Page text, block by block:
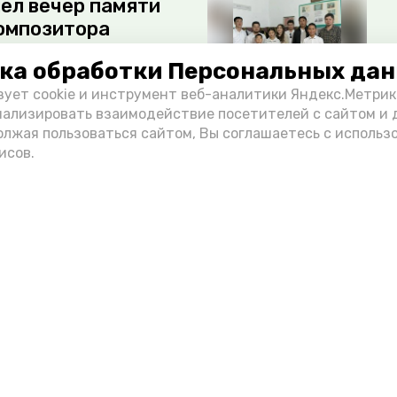
обработки Персональных
cookie и инструмент веб-аналитики
взаимодействие посетителей с сайтом и
пользоваться сайтом, Вы соглашаетесь с
вечер памяти
Культура
семьи в